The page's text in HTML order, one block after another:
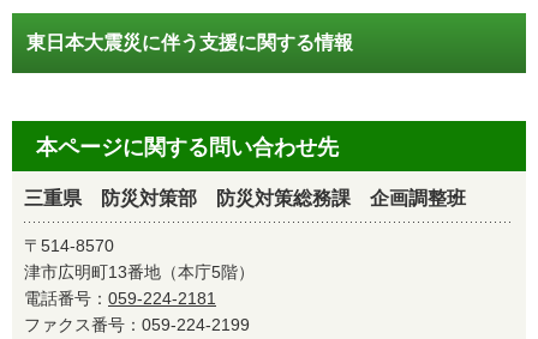
東日本大震災に伴う支援に関する情報
本ページに関する問い合わせ先
三重県 防災対策部 防災対策総務課 企画調整班
〒514-8570
津市広明町13番地（本庁5階）
電話番号： 059-224-2181
ファクス番号：059-224-2199